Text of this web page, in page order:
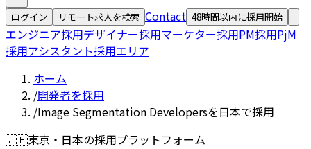
ログイン リモート求人を検索 Contact 48時間以内に採用開始
エンジニア採用デザイナー採用マーケター採用PM採用PjM
採用アシスタント採用エリア
ホーム
/開発者を採用
/Image Segmentation Developersを日本で採用
🇯🇵東京・日本の採用プラットフォーム